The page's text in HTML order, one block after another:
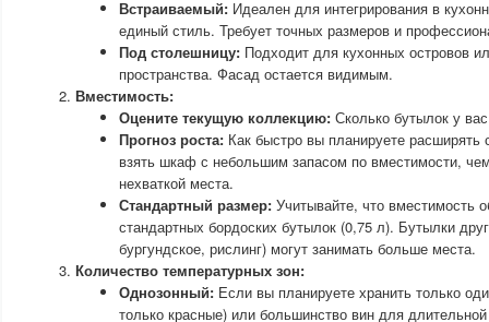
Встраиваемый: Идеален для интегрирования в
единый стиль. Требует точных размеров и
Под столешницу: Подходит для кухонных островов
пространства. Фасад остается видимым.
Вместимость:
Оцените текущую коллекцию: Сколько бутылок у
Прогноз роста: Как быстро вы планируете
взять шкаф с небольшим запасом по вместимости,
нехваткой места.
Стандартный размер: Учитывайте, что вместимость
стандартных бордоских бутылок (0,75 л). Бутылки
бургундское, рислинг) могут занимать больше места.
Количество температурных зон:
Однозонный: Если вы планируете хранить только
только красные) или большинство вин для